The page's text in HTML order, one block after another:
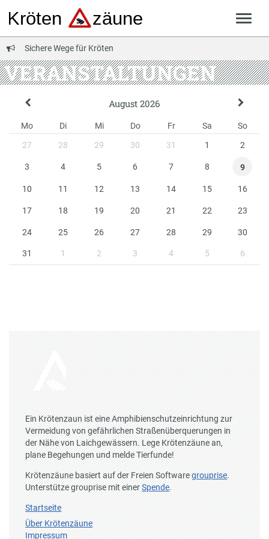
Sichere Wege für Kröten
VERANSTALTUNGEN
August 2026
Mo Di Mi Do Fr Sa
So
27
28 29 30 31 1 2
3 4 5 6 7 8 9
10 11 12 13 14 15 16
17 18 19 20 21 22 23
24 25 26 27 28 29 30
31 1 2 3 4 5 6
Ein Krötenzaun ist eine Amphibienschutzeinrichtung zur
Vermeidung von gefährlichen Straßenüberquerungen in
der Nähe von Laichgewässern. Lege Krötenzäune an,
plane Begehungen und melde Tierfunde!
Krötenzäune basiert auf der Freien Softwaregrouprise.
Unterstütze grouprise mit einerSpende.
Startseite
Über Krötenzäune
Impressum